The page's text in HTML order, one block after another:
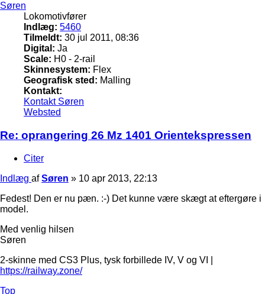
Søren
Lokomotivfører
Indlæg: 5460
Tilmeldt: 30 jul 2011, 08:36
Digital: Ja
Scale: H0 - 2-rail
Skinnesystem: Flex
Geografisk sted: Malling
Kontakt:
Kontakt Søren
Websted
Re: oprangering 26 Mz 1401 Orientekspressen
Citer
Indlæg afSøren » 10 apr 2013, 22:13
Fedest! Den er nu pæn. :-) Det kunne være skægt at eftergøre i
model.
Med venlig hilsen
Søren
2-skinne med CS3 Plus, tysk forbillede IV, V og VI |
https://railway.zone/
Top